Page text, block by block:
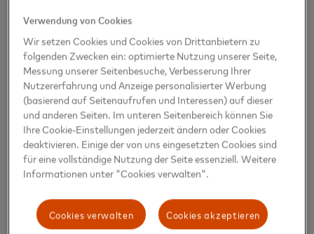
Mobiltelefon zum Kassenterminal übertragen.
Breite Akzeptanz für kontaktloses Bezahlen
Daten von Mastercard zufolge ist die Zahl der
Händler, die kontaktlose Mastercard-Zahlungen –
und damit auch Google Pay – in Deutschland
akzeptieren, im letzten Jahr um 73 Prozent
gestiegen. Bis zum Jahr 2020 sollen alle
Kontaktlostechnologie unterstützen. In Europa wird
inzwischen fast jede zweite Transaktion kontaktlos
Verwendung von Cookies
Wir setzen Cookies und Cookies von Drittanbietern zu
folgenden Zwecken ein: optimierte Nutzung unserer Seite,
Messung unserer Seitenbesuche, Verbesserung Ihrer
Nutzererfahrung und Anzeige personalisierter Werbung
(basierend auf Seitenaufrufen und Interessen) auf dieser
und anderen Seiten. Im unteren Seitenbereich können Sie
Ihre Cookie-Einstellungen jederzeit ändern oder Cookies
deaktivieren. Einige der von uns eingesetzten Cookies sind
für eine vollständige Nutzung der Seite essenziell. Weitere
Informationen unter "Cookies verwalten".
Cookies akzeptieren
Cookies verwalten